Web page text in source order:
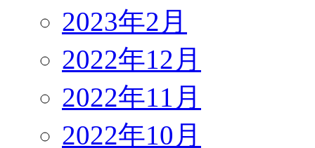
2023年2月
2022年12月
2022年11月
2022年10月